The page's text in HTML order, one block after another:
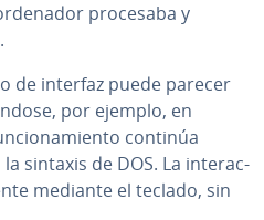
procesaba y
de interfaz puede parecer
por ejemplo, en
continúa
sintaxis de DOS. La in­ter­ac­
mediante el teclado, sin